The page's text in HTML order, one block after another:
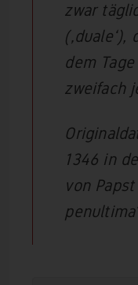
zwar
dem
zweifach
1346 in
von